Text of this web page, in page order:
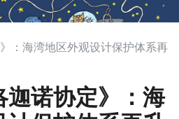
：海湾地区外观设计保护体系再
迦诺协定》：海